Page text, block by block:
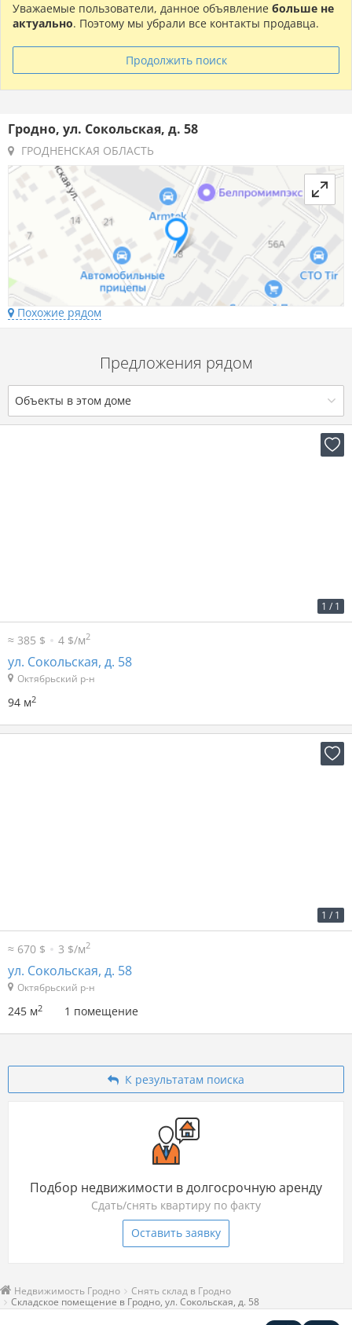
Уважаемые пользователи, данное объявление больше не
актуально. Поэтому мы убрали все контакты продавца.
Продолжить поиск
Гродно, ул. Сокольская, д. 58
ГРОДНЕНСКАЯ ОБЛАСТЬ
Похожие рядом
Предложения рядом
Объекты в этом доме
1 / 1
≈ 385 $ 4 $/м2
ул. Сокольская, д. 58
Октябрьский р-н
94 м2
1 / 1
≈ 670 $ 3 $/м2
ул. Сокольская, д. 58
Октябрьский р-н
245 м2 1 помещение
К результатам поиска
Подбор недвижимости в долгосрочную аренду
Сдать/снять квартиру по факту
Оставить заявку
Недвижимость Гродно
Снять склад в Гродно
Складское помещение в Гродно, ул. Сокольская, д. 58